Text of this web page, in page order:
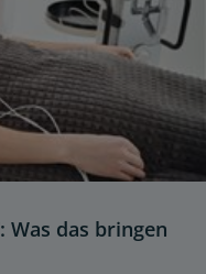
Was das bringen